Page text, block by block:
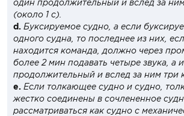
один продолжительный и вслед за
(около 1 с).
d. Буксируемое судно, а если
одного судна, то последнее из них,
находится команда, должно через
более 2 мин подавать четыре звука, а
продолжительный и вслед за ним три
e. Если толкающее судно и судно,
жестко соединены в сочлененное
рассматриваться как судно с